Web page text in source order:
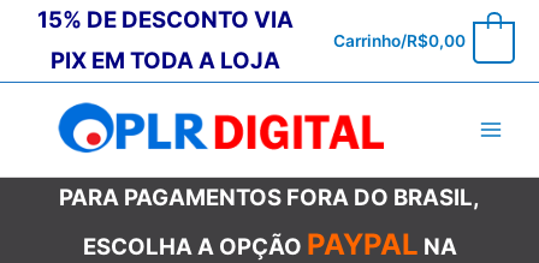
conteúdo
15% DE DESCONTO VIA
PIX EM TODA A LOJA
Carrinho/R$0,00
PARA PAGAMENTOS FORA DO BRASIL,
ESCOLHA A OPÇÃO PAYPAL NA